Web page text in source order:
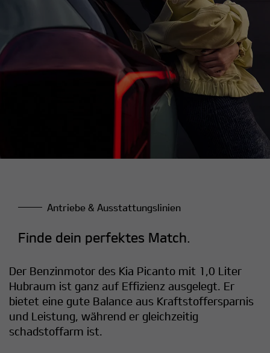
Antriebe & Ausstattungslinien
Finde dein perfektes Match.
Der Benzinmotor des Kia Picanto mit 1,0 Liter
Hubraum ist ganz auf Effizienz ausgelegt. Er
bietet eine gute Balance aus Kraftstoffersparnis
und Leistung, während er gleichzeitig
schadstoffarm ist.